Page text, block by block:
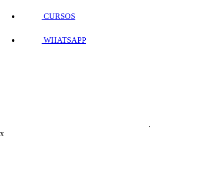
CURSOS
WHATSAPP
.
x